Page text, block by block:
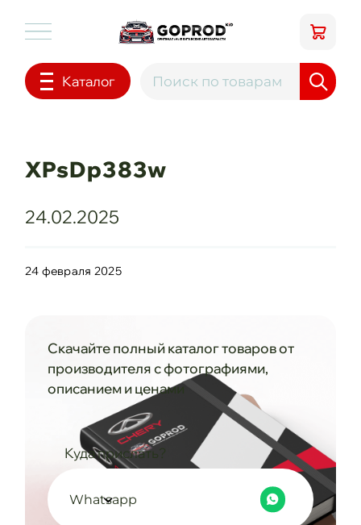
Каталог
XPsDp383w
24.02.2025
24 февраля 2025
Скачайте полный каталог товаров от
производителя с фотографиями,
описанием и ценами
Куда прислать?
Whatsapp